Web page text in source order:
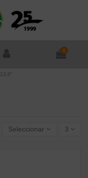
0
Seleccionar 3